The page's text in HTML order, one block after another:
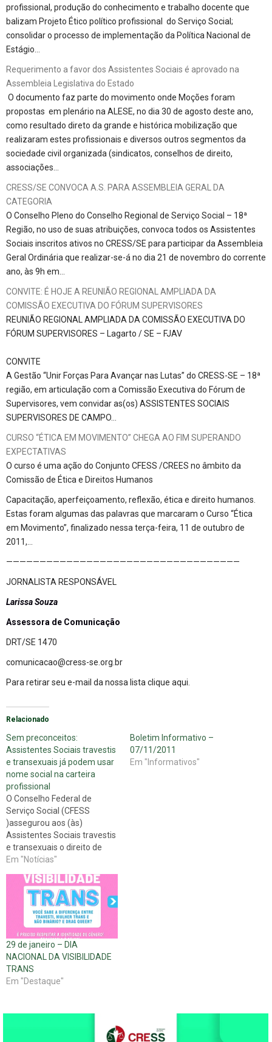
profissional, produção do conhecimento e trabalho docente que
balizam Projeto Ético político profissional do Serviço Social;
consolidar o processo de implementação da Política Nacional de
Estágio…
Requerimento a favor dos Assistentes Sociais é aprovado na
Assembleia Legislativa do Estado
O documento faz parte do movimento onde Moções foram
propostas em plenário na ALESE, no dia 30 de agosto deste ano,
como resultado direto da grande e histórica mobilização que
realizaram estes profissionais e diversos outros segmentos da
sociedade civil organizada (sindicatos, conselhos de direito,
associações…
CRESS/SE CONVOCA A.S. PARA ASSEMBLEIA GERAL DA
CATEGORIA
O Conselho Pleno do Conselho Regional de Serviço Social – 18ª
Região, no uso de suas atribuições, convoca todos os Assistentes
Sociais inscritos ativos no CRESS/SE para participar da Assembleia
Geral Ordinária que realizar-se-á no dia 21 de novembro do corrente
ano, às 9h em…
CONVITE: É HOJE A REUNIÃO REGIONAL AMPLIADA DA
COMISSÃO EXECUTIVA DO FÓRUM SUPERVISORES
REUNIÃO REGIONAL AMPLIADA DA COMISSÃO EXECUTIVA DO
FÓRUM SUPERVISORES – Lagarto / SE – FJAV
CONVITE
A Gestão “Unir Forças Para Avançar nas Lutas” do CRESS-SE – 18ª
região, em articulação com a Comissão Executiva do Fórum de
Supervisores, vem convidar as(os) ASSISTENTES SOCIAIS
SUPERVISORES DE CAMPO…
CURSO “ÉTICA EM MOVIMENTO” CHEGA AO FIM SUPERANDO
EXPECTATIVAS
O curso é uma ação do Conjunto CFESS /CREES no âmbito da
Comissão de Ética e Direitos Humanos
Capacitação, aperfeiçoamento, reflexão, ética e direito humanos.
Estas foram algumas das palavras que marcaram o Curso “Ética
em Movimento”, finalizado nessa terça-feira, 11 de outubro de
2011,…
———————————————————————————————————
JORNALISTA RESPONSÁVEL
Larissa Souza
Assessora de Comunicação
DRT/SE 1470
comunicacao@cress-se.org.br
Para retirar seu e-mail da nossa listaclique aqui.
Relacionado
Sem preconceitos:
Assistentes Sociais travestis
e transexuais já podem usar
nome social na carteira
profissional
O Conselho Federal de
Serviço Social (CFESS
)assegurou aos (às)
Assistentes Sociais travestis
e transexuais o direito de
escolher o tratamento
nominal a ser inserido na
Cédula e na Carteira de
Identidade Profissional,
mediante solicitação por
escrito ao respectivo
Conselho Regional. Até a
expedição dos novos
documentos, o nome social…
Em "Notícias"
Boletim Informativo –
07/11/2011
Em "Informativos"
29 de janeiro – DIA
NACIONAL DA VISIBILIDADE
TRANS
Em "Destaque"